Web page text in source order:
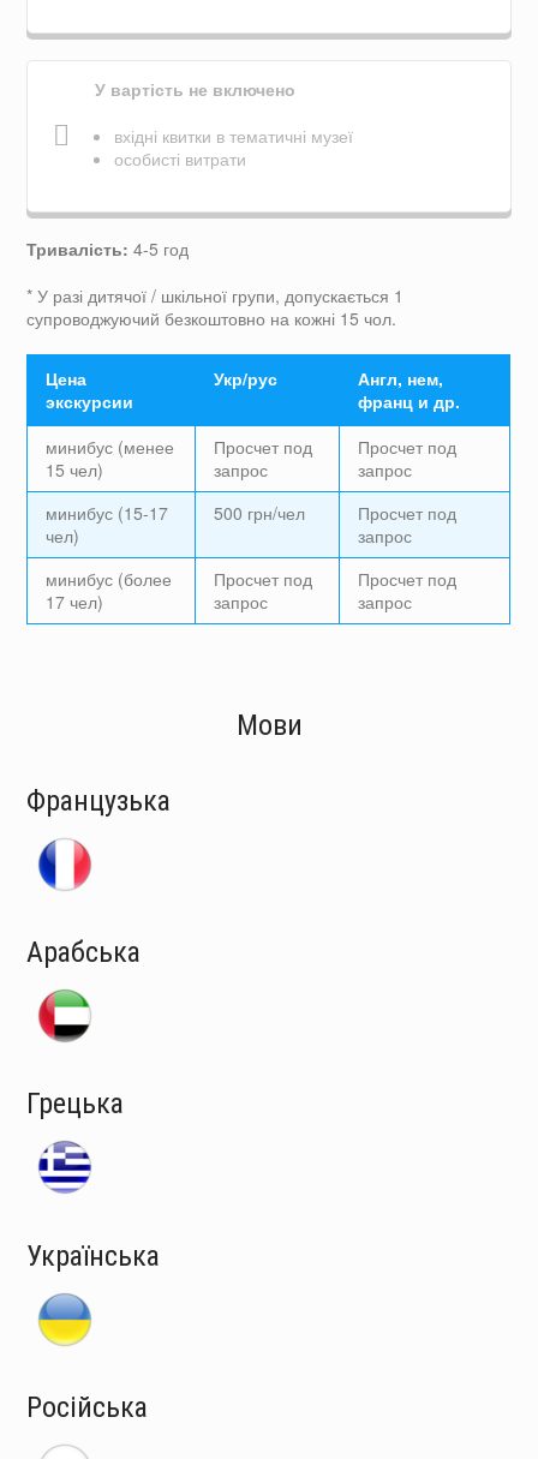
У вартість не включено
вхідні квитки в тематичні музеї
особисті витрати
Тривалість: 4-5 год
* У разі дитячої / шкільної групи, допускається 1
супроводжуючий безкоштовно на кожні 15 чол.
Цена
экскурсии
Укр/рус
Англ, нем,
франц и др.
минибус (менее
15 чел)
Просчет под
запрос
Просчет под
запрос
минибус (15-17
чел)
500 грн/чел
Просчет под
запрос
минибус (более
17 чел)
Просчет под
запрос
Просчет под
запрос
Мови
Французька
Арабська
Грецька
Українська
Російська